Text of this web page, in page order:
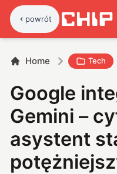
powrót
Home Tech
Google
Gemini –
asystent